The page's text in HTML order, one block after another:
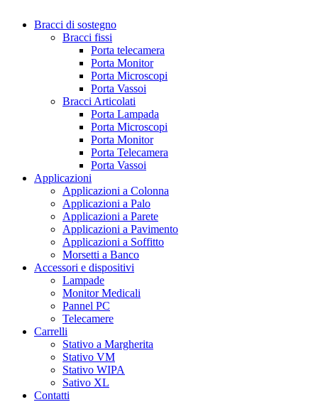
Bracci di sostegno
Bracci fissi
Porta telecamera
Porta Monitor
Porta Microscopi
Porta Vassoi
Bracci Articolati
Porta Lampada
Porta Microscopi
Porta Monitor
Porta Telecamera
Porta Vassoi
Applicazioni
Applicazioni a Colonna
Applicazioni a Palo
Applicazioni a Parete
Applicazioni a Pavimento
Applicazioni a Soffitto
Morsetti a Banco
Accessori e dispositivi
Lampade
Monitor Medicali
Pannel PC
Telecamere
Carrelli
Stativo a Margherita
Stativo VM
Stativo WIPA
Sativo XL
Contatti